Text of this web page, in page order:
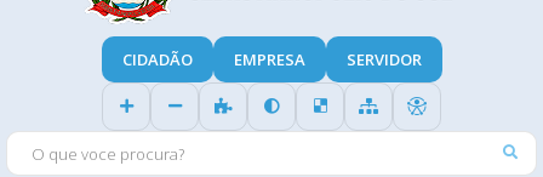
O QUE VOCE PROCURA?
CIDADÃO EMPRESA SERVIDOR